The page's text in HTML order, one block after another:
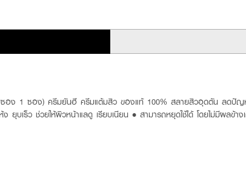
อง 1 ซอง) ครีมยันฮี ครีมแต้มสิว ของแท้ 100% สลายสิวอุดตัน ลดปั
เร็ว ช่วยให้ผิวหน้าแลดู เรียบเนียน • สามารถหยุดใช้ได้ โดยไม่มีผลข้าง